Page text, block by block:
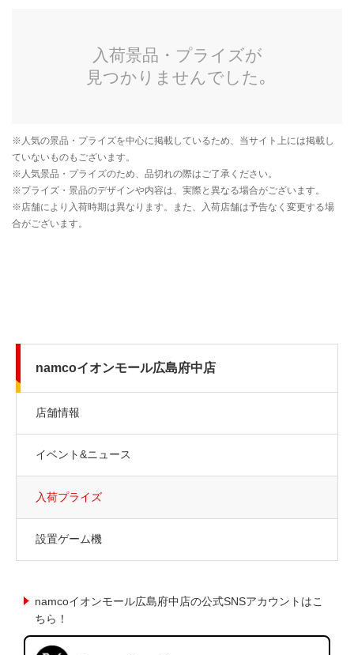
namcoイオンモール広島府中店
店舗情報
イベント&ニュース
入荷プライズ
設置ゲーム機
namcoイオンモール広島府中店の公式SNSアカウントはこ
ちら！